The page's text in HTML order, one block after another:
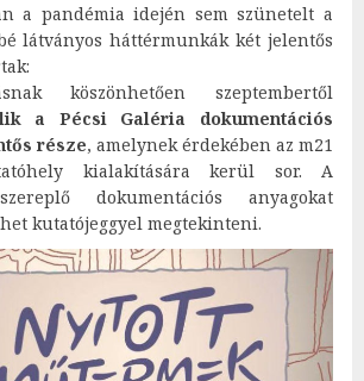
a pandémia idején sem szünetelt a
látványos háttérmunkák két jelentős
köszönhetően szeptembertől
a Pécsi Galéria dokumentációs
része, amelynek érdekében az m21
kialakítására kerül sor. A
dokumentációs anyagokat
kutatójeggyel megtekinteni.